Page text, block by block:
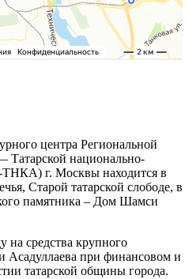
центра Региональной
Татарской национально-
г. Москвы находится в
Старой татарской слободе, в
памятника – Дом Шамси
на средства крупного
при финансовом и
татарской общины города.